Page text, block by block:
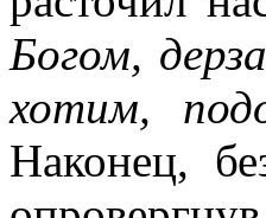
Богом,
хотим,
Наконец,